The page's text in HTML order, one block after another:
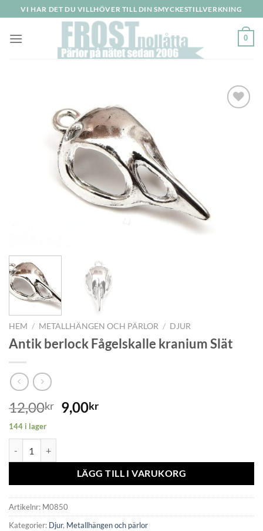
to
content
VI HAR DET DU VILLHÖVER TILL DIN SMYCKESTILLVERKNING
0
HEM / METALLHÄNGEN OCH PÄRLOR / DJUR
Antik berlock Fågelskalle kranium Slät
12,00kr 9,00kr
144 i lager
LÄGG TILL I VARUKORG
Artikelnr: M0850
Kategorier: Djur, Metallhängen och pärlor